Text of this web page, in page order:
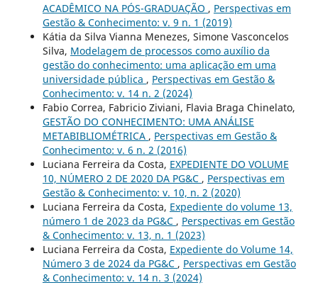
ACADÊMICO NA PÓS-GRADUAÇÃO , Perspectivas em
Gestão & Conhecimento: v. 9 n. 1 (2019)
Kátia da Silva Vianna Menezes, Simone Vasconcelos
Silva, Modelagem de processos como auxílio da
gestão do conhecimento: uma aplicação em uma
universidade pública , Perspectivas em Gestão &
Conhecimento: v. 14 n. 2 (2024)
Fabio Correa, Fabricio Ziviani, Flavia Braga Chinelato,
GESTÃO DO CONHECIMENTO: UMA ANÁLISE
METABIBLIOMÉTRICA , Perspectivas em Gestão &
Conhecimento: v. 6 n. 2 (2016)
Luciana Ferreira da Costa, EXPEDIENTE DO VOLUME
10, NÚMERO 2 DE 2020 DA PG&C , Perspectivas em
Gestão & Conhecimento: v. 10, n. 2 (2020)
Luciana Ferreira da Costa, Expediente do volume 13,
número 1 de 2023 da PG&C , Perspectivas em Gestão
& Conhecimento: v. 13, n. 1 (2023)
Luciana Ferreira da Costa, Expediente do Volume 14,
Número 3 de 2024 da PG&C , Perspectivas em Gestão
& Conhecimento: v. 14 n. 3 (2024)